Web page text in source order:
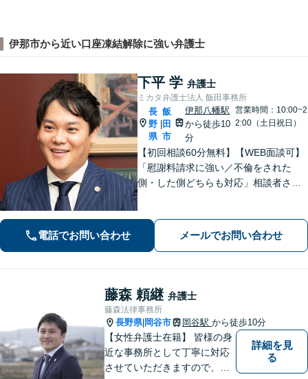
伊那市から近い口座凍結解除に強い弁護士
下平 学 弁護士
ミカタ弁護士法人 飯田事務所
長
野
県
飯
田
市
伊那八幡駅
から徒歩10
分
営業時間：10:00~2
2:00（土日祝日）
【初回相談60分無料】【WEB面談可】
「慰謝料請求に強い／不倫をされた
側・した側どちらも対応」相談者さま
約書チェック・労務対応など企業法務
の豊富な実績」「事業承継の対応実績
電話でお問い合わせ メールでお問い合わせ
藤森 頼継 弁護士
藤森法律事務所
長野県| 岡谷市 岡谷駅 から徒歩10分
【女性弁護士在籍】 皆様の身
近な事務所として丁寧に対応
させていただきますので、お
詳細を見
る